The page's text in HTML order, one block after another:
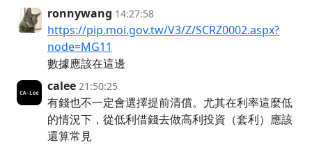
ronnywang 14:27:58
https://pip.moi.gov.tw/V3/Z/SCRZ0002.aspx?
node=MG11
數據應該在這邊
calee 21:50:25
有錢也不一定會選擇提前清償。尤其在利率這麼低
的情況下，從低利借錢去做高利投資（套利）應該
還算常見